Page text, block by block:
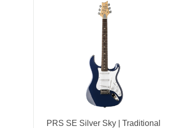
PRS SE Silver Sky | Traditional